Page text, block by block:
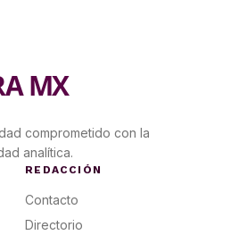
MX
comprometido con la
analítica.
REDACCIÓN
Contacto
Directorio